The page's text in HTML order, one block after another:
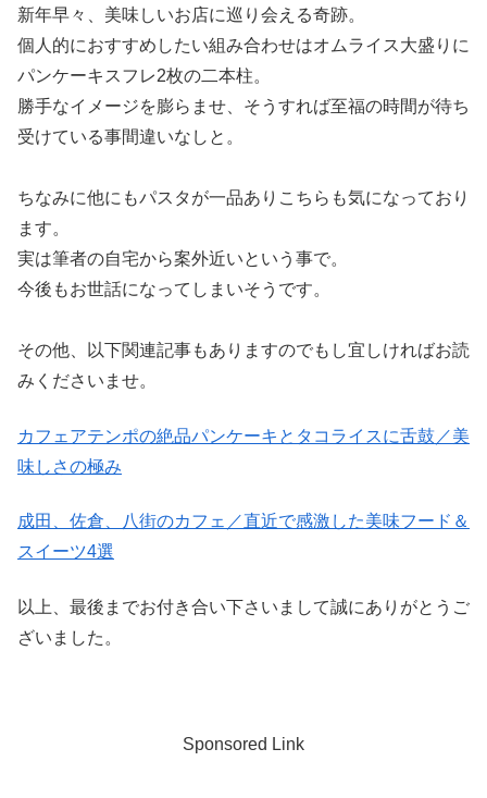
新年早々、美味しいお店に巡り会える奇跡。
個人的におすすめしたい組み合わせはオムライス大盛りに
パンケーキスフレ2枚の二本柱。
勝手なイメージを膨らませ、そうすれば至福の時間が待ち
受けている事間違いなしと。
ちなみに他にもパスタが一品ありこちらも気になっており
ます。
実は筆者の自宅から案外近いという事で。
今後もお世話になってしまいそうです。
その他、以下関連記事もありますのでもし宜しければお読
みくださいませ。
カフェアテンポの絶品パンケーキとタコライスに舌鼓／美
味しさの極み
成田、佐倉、八街のカフェ／直近で感激した美味フード＆
スイーツ4選
以上、最後までお付き合い下さいまして誠にありがとうご
ざいました。
Sponsored Link